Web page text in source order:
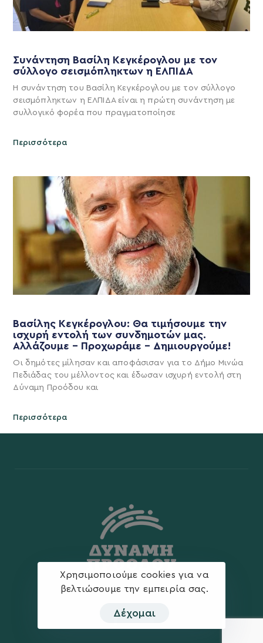
Συνάντηση Βασίλη Κεγκέρογλου με τον
σύλλογο σεισμόπληκτων η ΕΛΠΙΔΑ
Η συνάντηση του Βασίλη Κεγκέρογλου με τον σύλλογο
σεισμόπληκτων η ΕΛΠΙΔΑ είναι η πρώτη συνάντηση με
συλλογικό φορέα που πραγματοποίησε
Περισσότερα
Βασίλης Κεγκέρογλου: Θα τιμήσουμε την
ισχυρή εντολή των συνδημοτών μας.
Αλλάζουμε – Προχωράμε – Δημιουργούμε!
Οι δημότες μίλησαν και αποφάσισαν για το Δήμο Μινώα
Πεδιάδας του μέλλοντος και έδωσαν ισχυρή εντολή στη
Δύναμη Προόδου και
Περισσότερα
Χρησιμοποιούμε cookies για να
βελτιώσουμε την εμπειρία σας.
Δέχομαι